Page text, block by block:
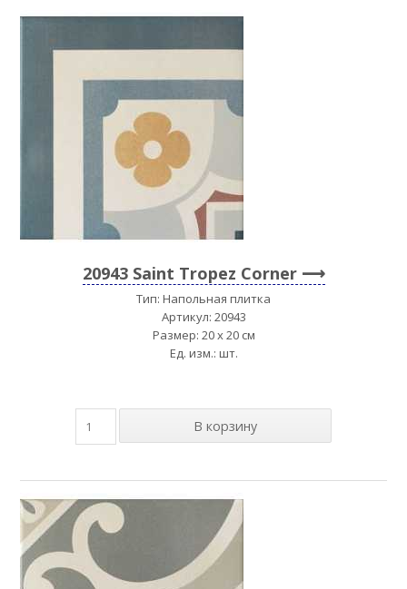
20943 Saint Tropez Corner
Тип: Напольная плитка
Артикул: 20943
Размер: 20 x 20 см
Ед. изм.: шт.